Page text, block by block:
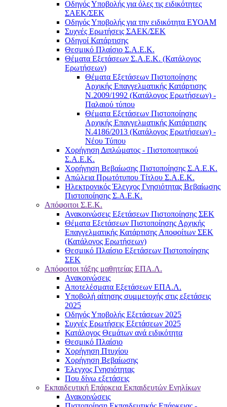
Οδηγός Υποβολής για όλες τις ειδικότητες
ΣΑΕΚ/ΣΕΚ
Οδηγός Υποβολής για την ειδικότητα ΕΥΟΑΜ
Συχνές Ερωτήσεις ΣΑΕΚ/ΣΕΚ
Οδηγοί Κατάρτισης
Θεσμικό Πλαίσιο Σ.Α.Ε.Κ.
Θέματα Εξετάσεων Σ.Α.Ε.Κ. (Κατάλογος
Ερωτήσεων)
Θέματα Εξετάσεων Πιστοποίησης
Αρχικής Επαγγελματικής Κατάρτισης
Ν.2009/1992 (Κατάλογος Ερωτήσεων) -
Παλαιού τύπου
Θέματα Εξετάσεων Πιστοποίησης
Αρχικής Επαγγελματικής Κατάρτισης
Ν.4186/2013 (Κατάλογος Ερωτήσεων) -
Νέου Τύπου
Χορήγηση Διπλώματος - Πιστοποιητικού
Σ.Α.Ε.Κ.
Χορήγηση Βεβαίωσης Πιστοποίησης Σ.Α.Ε.Κ.
Απώλεια Πρωτότυπου Τίτλου Σ.Α.Ε.Κ.
Ηλεκτρονικός Έλεγχος Γνησιότητας Βεβαίωσης
Πιστοποίησης Σ.Α.Ε.Κ.
Απόφοιτοι Σ.Ε.Κ.
Ανακοινώσεις Εξετάσεων Πιστοποίησης ΣΕΚ
Θέματα Εξετάσεων Πιστοποίησης Αρχικής
Επαγγελματικής Κατάρτισης Αποφοίτων ΣΕΚ
(Κατάλογος Ερωτήσεων)
Θεσμικό Πλαίσιο Εξετάσεων Πιστοποίησης
ΣΕΚ
Απόφοιτοι τάξης μαθητείας ΕΠΑ.Λ.
Ανακοινώσεις
Αποτελέσματα Εξετάσεων ΕΠΑ.Λ.
Υποβολή αίτησης συμμετοχής στις εξετάσεις
2025
Οδηγός Υποβολής Εξετάσεων 2025
Συχνές Ερωτήσεις Εξετάσεων 2025
Κατάλογος Θεμάτων ανά ειδικότητα
Θεσμικό Πλαίσιο
Χορήγηση Πτυχίου
Χορήγηση Βεβαίωσης
Έλεγχος Γνησιότητας
Που δίνω εξετάσεις
Εκπαιδευτική Επάρκεια Εκπαιδευτών Ενηλίκων
Ανακοινώσεις